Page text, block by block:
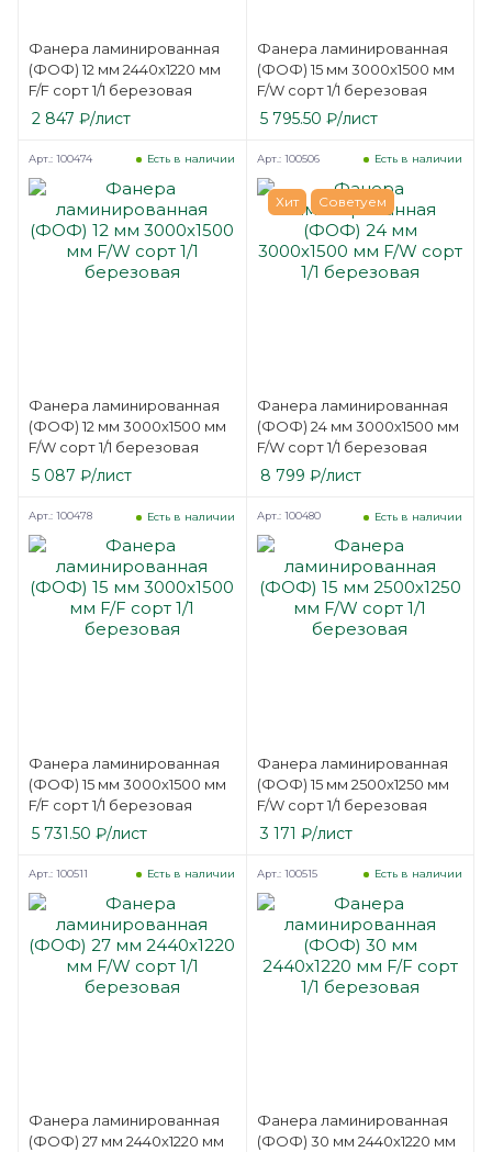
Фанера ламинированная
(ФОФ) 12 мм 2440х1220 мм
F/F сорт 1/1 березовая
2 847 ₽/лист
Фанера ламинированная
(ФОФ) 15 мм 3000х1500 мм
F/W сорт 1/1 березовая
5 795.50 ₽/лист
Фанера ламинированная
(ФОФ) 12 мм 3000х1500 мм
F/W сорт 1/1 березовая
Есть в наличии
Арт.: 100474
5 087 ₽/лист
Хит Советуем
Фанера ламинированная
(ФОФ) 24 мм 3000х1500 мм
F/W сорт 1/1 березовая
Есть в наличии
Арт.: 100506
8 799 ₽/лист
Фанера ламинированная
(ФОФ) 15 мм 3000х1500 мм
F/F сорт 1/1 березовая
Есть в наличии
Арт.: 100478
5 731.50 ₽/лист
Фанера ламинированная
(ФОФ) 15 мм 2500х1250 мм
F/W сорт 1/1 березовая
Есть в наличии
Арт.: 100480
3 171 ₽/лист
Фанера ламинированная
(ФОФ) 27 мм 2440х1220 мм
Есть в наличии
Арт.: 100511
Фанера ламинированная
(ФОФ) 30 мм 2440х1220 мм
Есть в наличии
Арт.: 100515